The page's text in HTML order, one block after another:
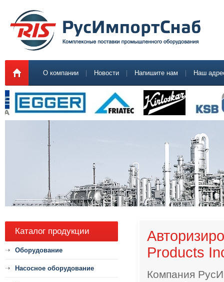
О компании Новости Напишите нам Наш
Products
Компания
Каталог продукции
Оборудование
Насосное оборудование